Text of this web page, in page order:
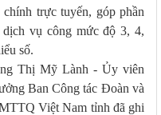
trực tuyến, góp phần
vụ công mức độ 3, 4,
số.
Thị Mỹ Lành - Ủy viên
Ban Công tác Đoàn và
Việt Nam tỉnh đã ghi